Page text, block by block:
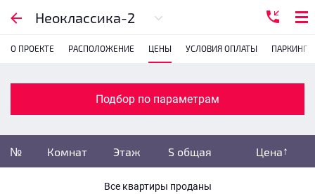
Неоклассика-2
О ПРОЕКТЕ РАСПОЛОЖЕНИЕ ЦЕНЫ УСЛОВИЯ ОПЛАТЫ ПАРКИНГ
Подбор по параметрам
№ Комнат Этаж S общая Цена
Все квартиры проданы
Подбор по параметрам
1
Убрать переуступки